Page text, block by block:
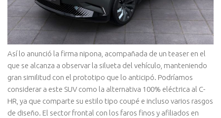
Así lo anunció la firma nipona, acompañada de un teaser en el
que se alcanza a observar la silueta del vehículo, manteniendo
gran similitud con el prototipo que lo anticipó. Podríamos
considerar a este SUV como la alternativa 100% eléctrica al C-
HR, ya que comparte su estilo tipo coupé e incluso varios rasgos
de diseño. El sector frontal con los faros finos y afiliados en